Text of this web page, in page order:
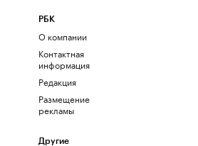
РБК
О компании
Контактная
информация
Редакция
Размещение
рекламы
Другие